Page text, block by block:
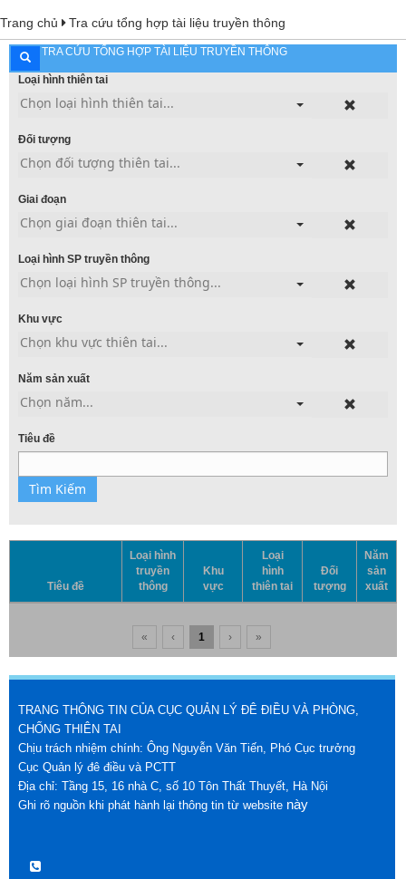
Trang chủ Tra cứu tổng hợp tài liệu truyền thông
TRA CỨU TỔNG HỢP TÀI LIỆU TRUYỀN THÔNG
Loại hình thiên tai
Chọn loại hình thiên tai...
Đối tượng
Chọn đối tượng thiên tai...
Giai đoạn
Chọn giai đoạn thiên tai...
Loại hình SP truyền thông
Chọn loại hình SP truyền thông...
Khu vực
Chọn khu vực thiên tai...
Năm sản xuất
Chọn năm...
Tiêu đề
Tìm Kiếm
Tiêu đề
Loại hình
truyền
thông
Khu
vực
Loại
hình
thiên tai
Đối
tượng
Năm
sản
xuất
« ‹ 1 › »
TRANG THÔNG TIN CỦA CỤC QUẢN LÝ ĐÊ ĐIỀU VÀ PHÒNG,
CHỐNG THIÊN TAI
Chịu trách nhiệm chính: Ông Nguyễn Văn Tiến, Phó Cục trưởng
Cục Quản lý đê điều và PCTT
Địa chỉ: Tầng 15, 16 nhà C, số 10 Tôn Thất Thuyết, Hà Nội
Ghi rõ nguồn khi phát hành lại thông tin từ website này